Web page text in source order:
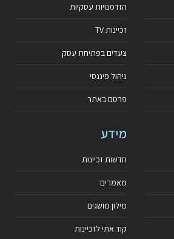
הזדמנויות עסקיות
זכיינות TV
צעדים בפתיחת עסק
ניהול פיננסי
פרסם באתר
מידע
חדשות זכיינות
מאמרים
מילון מושגים
קוד אתי לזכיינות